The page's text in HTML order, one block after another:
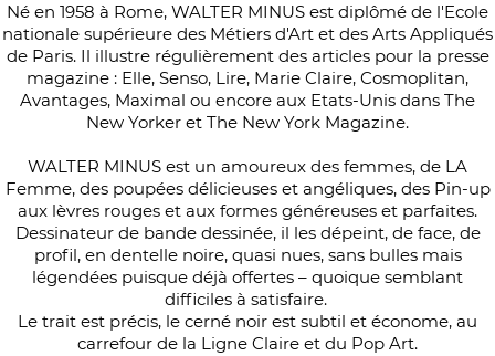
Né en 1958 à Rome, WALTER MINUS est diplômé de l'Ecole
nationale supérieure des Métiers d'Art et des Arts Appliqués
de Paris. Il illustre régulièrement des articles pour la presse
magazine : Elle, Senso, Lire, Marie Claire, Cosmoplitan,
Avantages, Maximal ou encore aux Etats-Unis dans The
New Yorker et The New York Magazine.
WALTER MINUS est un amoureux des femmes, de LA
Femme, des poupées délicieuses et angéliques, des Pin-up
aux lèvres rouges et aux formes généreuses et parfaites.
Dessinateur de bande dessinée, il les dépeint, de face, de
profil, en dentelle noire, quasi nues, sans bulles mais
légendées puisque déjà offertes – quoique semblant
difficiles à satisfaire.
Le trait est précis, le cerné noir est subtil et économe, au
carrefour de la Ligne Claire et du Pop Art.